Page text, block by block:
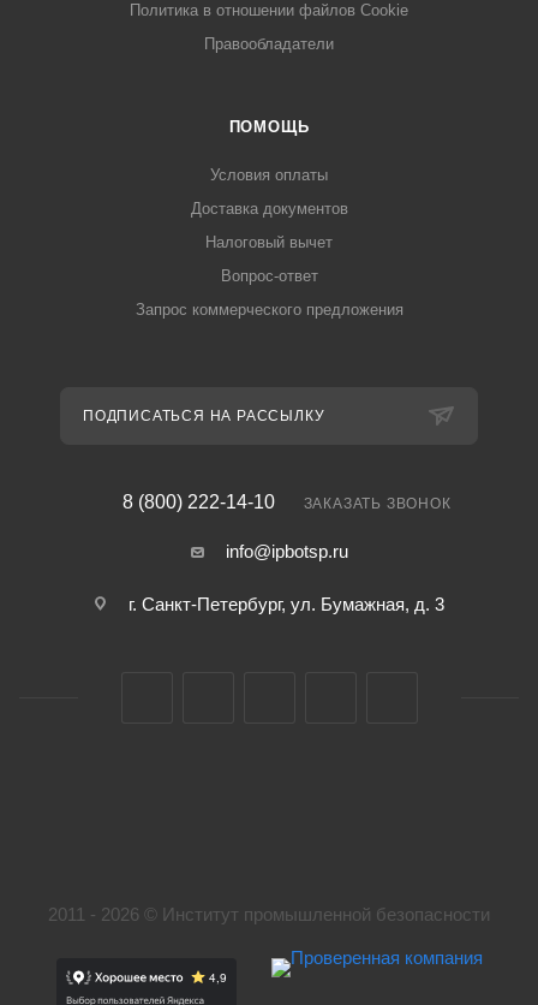
Политика в отношении файлов Cookie
Правообладатели
ПОМОЩЬ
Условия оплаты
Доставка документов
Налоговый вычет
Вопрос-ответ
Запрос коммерческого предложения
ПОДПИСАТЬСЯ НА РАССЫЛКУ
8 (800) 222-14-10 ЗАКАЗАТЬ ЗВОНОК
info@ipbotsp.ru
г. Санкт-Петербург, ул. Бумажная, д. 3
2011 - 2026 © Институт промышленной безопасности